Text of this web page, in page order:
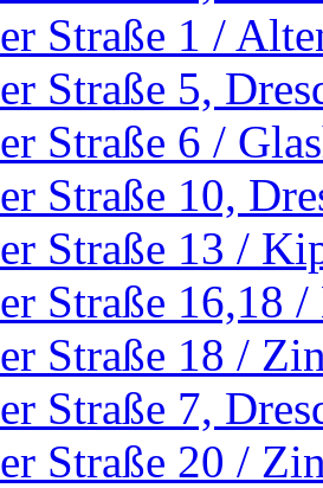
Straße 1 /
Straße 5,
Straße 6 /
Straße 10,
Straße 13 /
Straße 16,18
Straße 18 /
Straße 7,
Straße 20 /